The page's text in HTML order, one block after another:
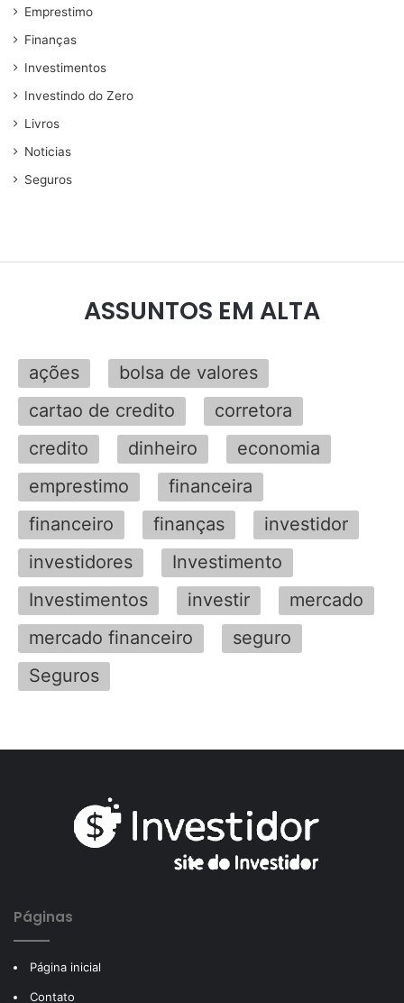
Emprestimo
Finanças
Investimentos
Investindo do Zero
Livros
Noticias
Seguros
ASSUNTOS EM ALTA
ações
bolsa de valores
cartao de credito
corretora
credito
dinheiro
economia
emprestimo
financeira
financeiro
finanças
investidor
investidores
Investimento
Investimentos
investir
mercado
mercado financeiro
seguro
Seguros
Páginas
Página inicial
Contato